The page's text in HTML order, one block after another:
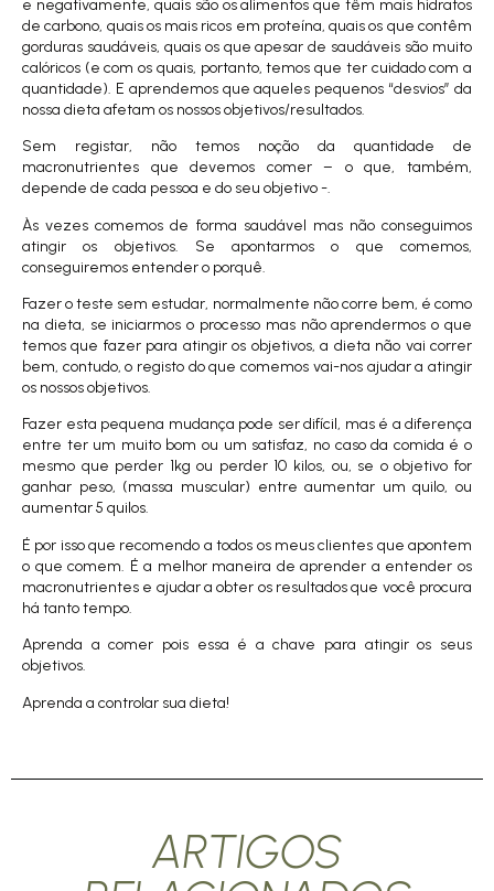
e negativamente, quais são os alimentos que têm mais hidratos
de carbono, quais os mais ricos em proteína, quais os que contêm
gorduras saudáveis, quais os que apesar de saudáveis são muito
calóricos (e com os quais, portanto, temos que ter cuidado com a
quantidade). E aprendemos que aqueles pequenos “desvios” da
nossa dieta afetam os nossos objetivos/resultados.
Sem registar, não temos noção da quantidade de
macronutrientes que devemos comer – o que, também,
depende de cada pessoa e do seu objetivo -.
Às vezes comemos de forma saudável mas não conseguimos
atingir os objetivos. Se apontarmos o que comemos,
conseguiremos entender o porquê.
Fazer o teste sem estudar, normalmente não corre bem, é como
na dieta, se iniciarmos o processo mas não aprendermos o que
temos que fazer para atingir os objetivos, a dieta não vai correr
bem, contudo, o registo do que comemos vai-nos ajudar a atingir
os nossos objetivos.
Fazer esta pequena mudança pode ser difícil, mas é a diferença
entre ter um muito bom ou um satisfaz, no caso da comida é o
mesmo que perder 1kg ou perder 10 kilos, ou, se o objetivo for
ganhar peso, (massa muscular) entre aumentar um quilo, ou
aumentar 5 quilos.
É por isso que recomendo a todos os meus clientes que apontem
o que comem. É a melhor maneira de aprender a entender os
macronutrientes e ajudar a obter os resultados que você procura
há tanto tempo.
Aprenda a comer pois essa é a chave para atingir os seus
objetivos.
Aprenda a controlar sua dieta!
ARTIGOS